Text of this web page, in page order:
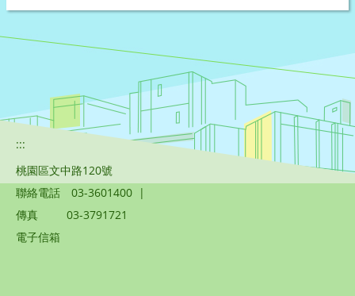
:::
桃園區文中路120號
聯絡電話
03-3601400 |
傳真
03-3791721
電子信箱